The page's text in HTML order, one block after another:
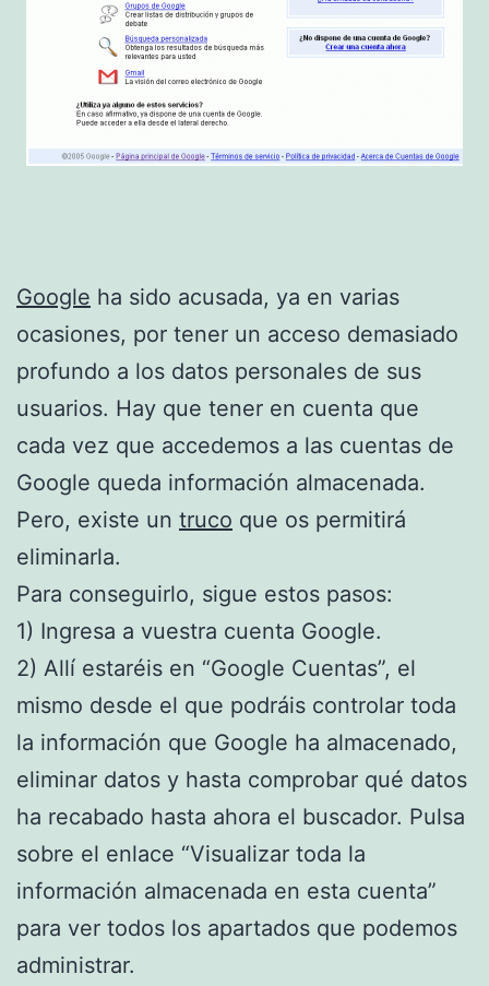
Google ha sido acusada, ya en varias
ocasiones, por tener un acceso demasiado
profundo a los datos personales de sus
usuarios. Hay que tener en cuenta que
cada vez que accedemos a las cuentas de
Google queda información almacenada.
Pero, existe un truco que os permitirá
eliminarla.
Para conseguirlo, sigue estos pasos:
1) Ingresa a vuestra cuenta Google.
2) Allí estaréis en “Google Cuentas”, el
mismo desde el que podráis controlar toda
la información que Google ha almacenado,
eliminar datos y hasta comprobar qué datos
ha recabado hasta ahora el buscador. Pulsa
sobre el enlace “Visualizar toda la
información almacenada en esta cuenta”
para ver todos los apartados que podemos
administrar.